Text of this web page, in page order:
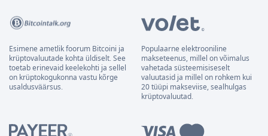
Esimene ametlik foorum Bitcoini ja
krüptovaluutade kohta üldiselt. See
toetab erinevaid keelekohti ja sellel
on krüptokogukonna vastu kõrge
usaldusväärsus.
Populaarne elektrooniline
makseteenus, millel on võimalus
vahetada süsteemisiseselt
valuutasid ja millel on rohkem kui
20 tüüpi makseviise, sealhulgas
krüptovaluutad.